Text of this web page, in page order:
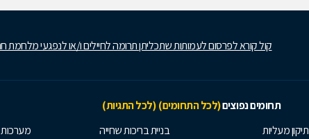
קול קורא לפרסום לעמותות שתכליתן תרומה לחיילים ו/או לנפגעי מלחמת
תחומים נפוצים(לכל התחומים) (לכל התגיות)
תיקון מעליות
בניית בריכות שחייה
מערכות